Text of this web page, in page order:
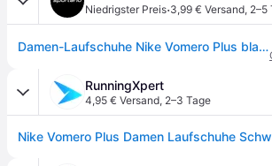
Niedrigster Preis·3,99 € Versand, 2–5
Damen-Laufschuhe Nike Vomero Plus black/cool grey/metallic dark grey/white
RunningXpert
4,95 € Versand, 2–3 Tage
Nike Vomero Plus Damen Laufschuhe